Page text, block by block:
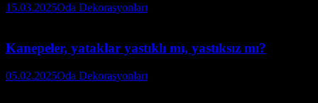
15.03.2025Oda Dekorasyonları
Kanepeler, yataklar yastıklı mı, yastıksız mı?
05.02.2025Oda Dekorasyonları